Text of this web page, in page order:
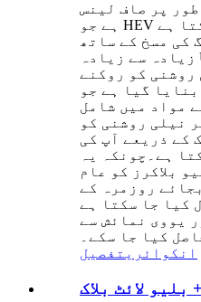
طور پر صاف لینس
ہے جو HEV نیلی روشنی کو روکتا ہے
کی مسخ کے ساتھ
زیادہ سے زیادہ UV تحفظ فراہم کرتا
روشنی کو روکنے
گیا ہے جو
مواد میں شامل
نیلی روشنی کو
کے ذریعے آپ کی
ہے۔چونکہ یہ
بلاکرز کو عام
روزمرہ کے
کیا جا سکتا ہے
یووی نمائش سے
کیا جا سکے۔
انکوائری تفصیل
لائٹ بلاک